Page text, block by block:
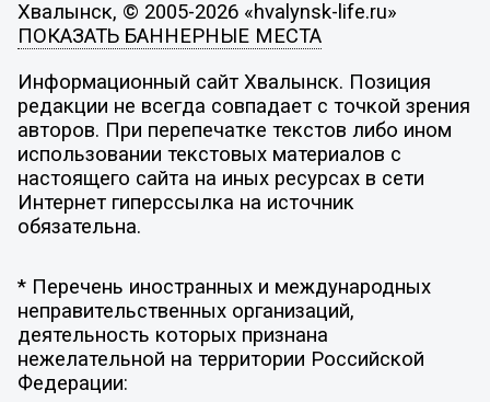
Хвалынск, © 2005-2026 «hvalynsk-life.ru»
ПОКАЗАТЬ БАННЕРНЫЕ МЕСТА
Информационный сайт Хвалынск. Позиция
редакции не всегда совпадает с точкой зрения
авторов. При перепечатке текстов либо ином
использовании текстовых материалов с
настоящего сайта на иных ресурсах в сети
Интернет гиперссылка на источник
обязательна.
* Перечень иностранных и международных
неправительственных организаций,
деятельность которых признана
нежелательной на территории Российской
Федерации: